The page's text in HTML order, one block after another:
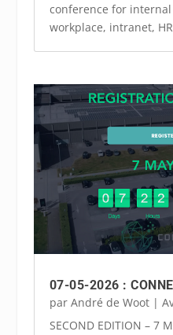
conference for
workplace, intranet,
07-05-2026 :
par André de Woot|
SECOND EDITION – 7